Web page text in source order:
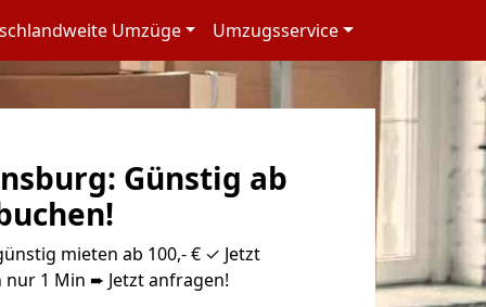
Umzüge Umzugsservice
Günstig ab
mieten ab 100,- € ✓ Jetzt
1 Min ➨ Jetzt anfragen!